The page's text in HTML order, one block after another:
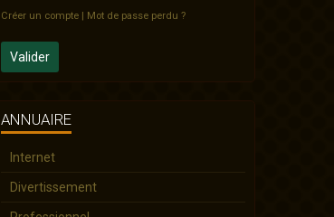
Créer un compte| Mot de passe perdu ?
Valider
ANNUAIRE
Internet
Divertissement